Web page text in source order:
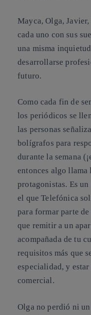
Mayca, Olga,
cada uno con sus
una misma
desarrollarse
futuro.
Como cada fin de
los periódicos se
las personas
bolígrafos para
durante la semana
entonces algo llama
protagonistas. Es
el que Telefónica
para formar parte
que remitir a un
acompañada de tu
requisitos más que
especialidad, y
comercial.
Olga no perdió ni un